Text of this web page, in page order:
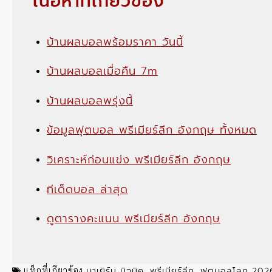
บ้านผลบอลพร้อมราคา วันนี้
บ้านผลบอลเมื่อคืน 7m
บ้านผลบอลพรุ่งนี้
ข้อมูลฟุตบอล พรีเมียร์ลีก อังกฤษ ทั้งหมด
วิเคราะห์ก่อนแข่ง พรีเมียร์ลีก อังกฤษ
ทีเด็ดบอล ล่าสุด
ดูตารางคะแนน พรีเมียร์ลีก อังกฤษ